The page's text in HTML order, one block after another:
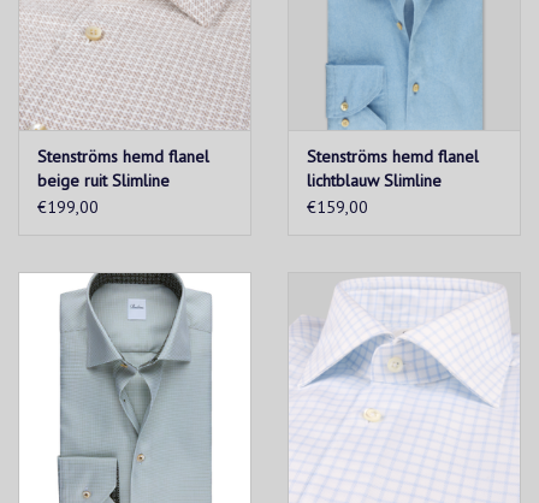
Stenströms hemd flanel
beige ruit Slimline
€199,00
Stenströms hemd flanel
lichtblauw Slimline
€159,00